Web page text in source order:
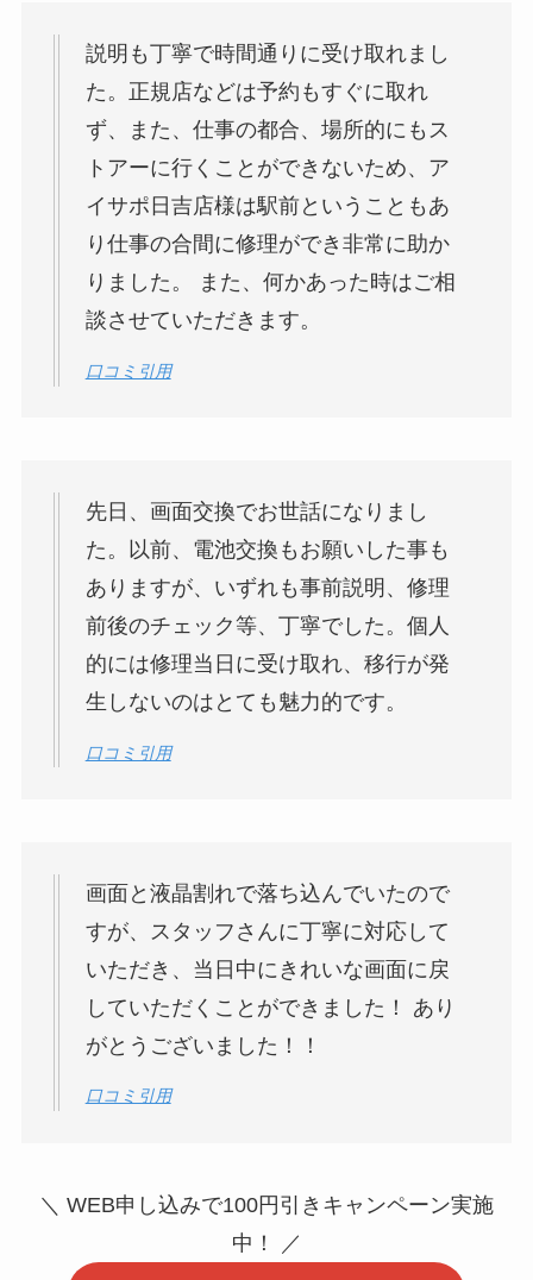
説明も丁寧で時間通りに受け取れまし
た。正規店などは予約もすぐに取れ
ず、また、仕事の都合、場所的にもス
トアーに行くことができないため、ア
イサポ日吉店様は駅前ということもあ
り仕事の合間に修理ができ非常に助か
りました。 また、何かあった時はご相
談させていただきます。
口コミ引用
先日、画面交換でお世話になりまし
た。以前、電池交換もお願いした事も
ありますが、いずれも事前説明、修理
前後のチェック等、丁寧でした。個人
的には修理当日に受け取れ、移行が発
生しないのはとても魅力的です。
口コミ引用
画面と液晶割れで落ち込んでいたので
すが、スタッフさんに丁寧に対応して
いただき、当日中にきれいな画面に戻
していただくことができました！ あり
がとうございました！！
口コミ引用
＼ WEB申し込みで100円引きキャンペーン実施
中！ ／